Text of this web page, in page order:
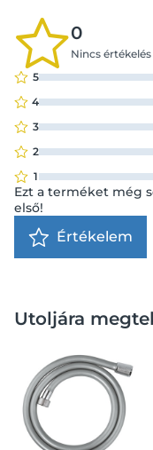
0
Nincs értékelés
5
4
3
2
1
Ezt a terméket még
első!
Értékelem
Utoljára